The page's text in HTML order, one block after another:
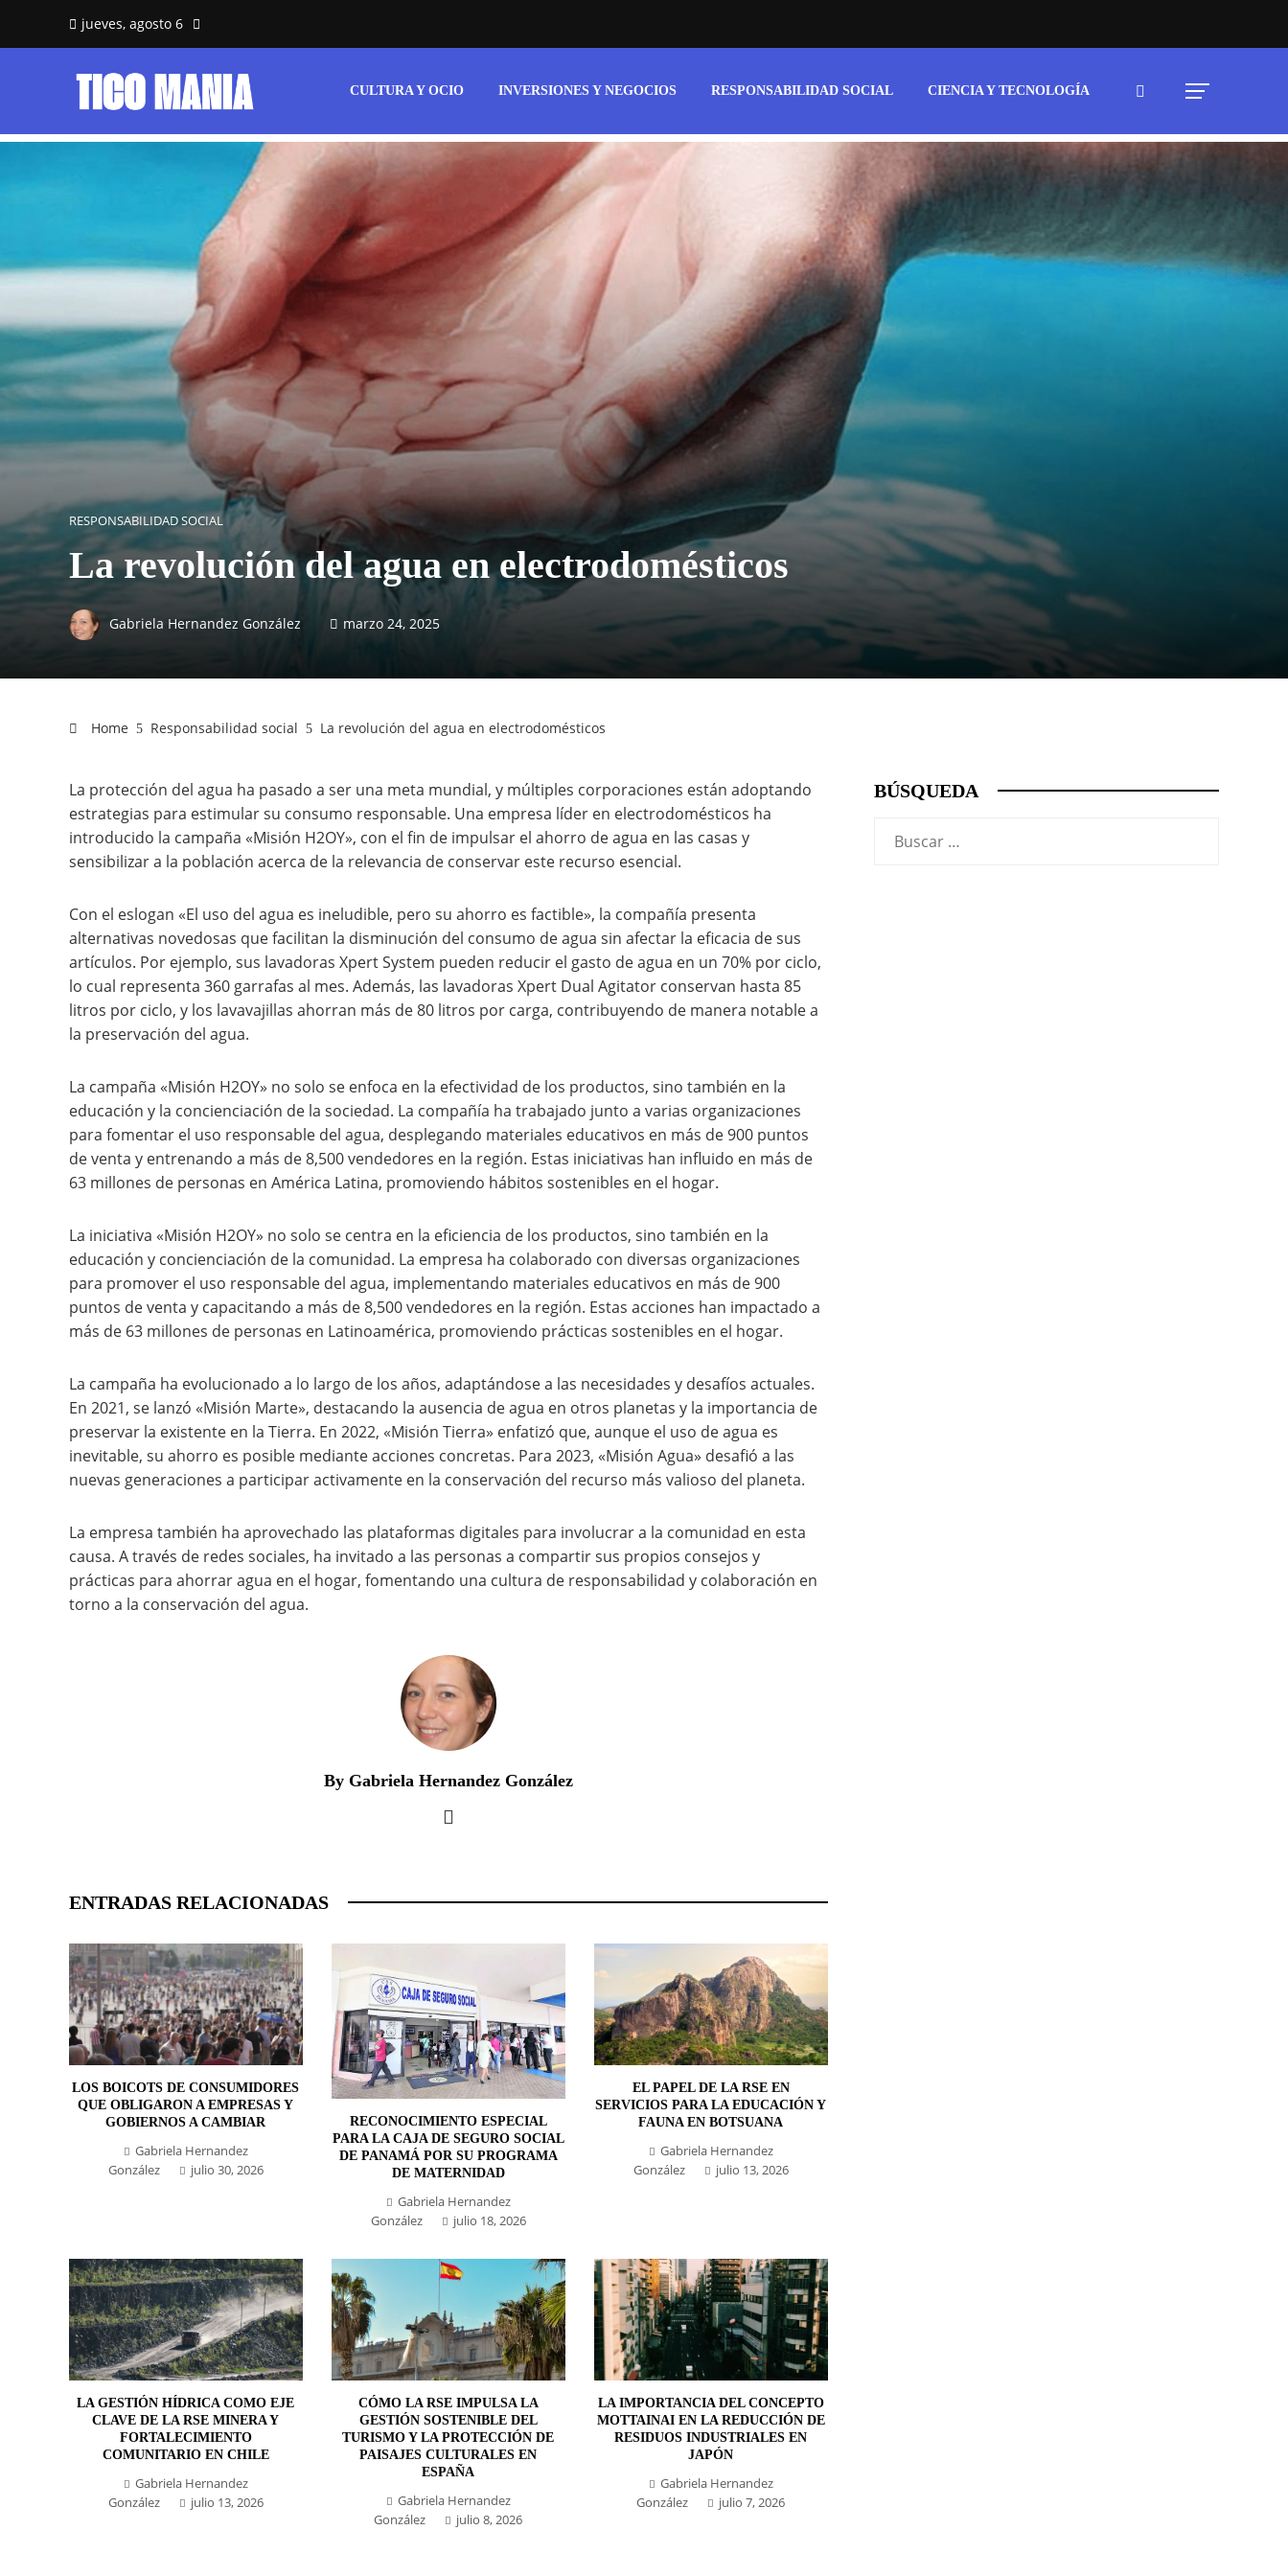
jueves, agosto 6
CULTURA Y OCIO INVERSIONES Y NEGOCIOS RESPONSABILIDAD SOCIAL CIENCIA Y TECNOLOGÍA
RESPONSABILIDAD SOCIAL
La revolución del agua en electrodomésticos
Gabriela Hernandez González marzo 24, 2025
Home Responsabilidad social La revolución del agua en electrodomésticos
La protección del agua ha pasado a ser una meta mundial, y múltiples corporaciones están adoptando
estrategias para estimular su consumo responsable. Una empresa líder en electrodomésticos ha
introducido la campaña «Misión H2OY», con el fin de impulsar el ahorro de agua en las casas y
sensibilizar a la población acerca de la relevancia de conservar este recurso esencial.
Con el eslogan «El uso del agua es ineludible, pero su ahorro es factible», la compañía presenta
alternativas novedosas que facilitan la disminución del consumo de agua sin afectar la eficacia de sus
artículos. Por ejemplo, sus lavadoras Xpert System pueden reducir el gasto de agua en un 70% por ciclo,
lo cual representa 360 garrafas al mes. Además, las lavadoras Xpert Dual Agitator conservan hasta 85
litros por ciclo, y los lavavajillas ahorran más de 80 litros por carga, contribuyendo de manera notable a
la preservación del agua.
La campaña «Misión H2OY» no solo se enfoca en la efectividad de los productos, sino también en la
educación y la concienciación de la sociedad. La compañía ha trabajado junto a varias organizaciones
para fomentar el uso responsable del agua, desplegando materiales educativos en más de 900 puntos
de venta y entrenando a más de 8,500 vendedores en la región. Estas iniciativas han influido en más de
63 millones de personas en América Latina, promoviendo hábitos sostenibles en el hogar.
La iniciativa «Misión H2OY» no solo se centra en la eficiencia de los productos, sino también en la
educación y concienciación de la comunidad. La empresa ha colaborado con diversas organizaciones
para promover el uso responsable del agua, implementando materiales educativos en más de 900
puntos de venta y capacitando a más de 8,500 vendedores en la región. Estas acciones han impactado a
más de 63 millones de personas en Latinoamérica, promoviendo prácticas sostenibles en el hogar.
La campaña ha evolucionado a lo largo de los años, adaptándose a las necesidades y desafíos actuales.
En 2021, se lanzó «Misión Marte», destacando la ausencia de agua en otros planetas y la importancia de
preservar la existente en la Tierra. En 2022, «Misión Tierra» enfatizó que, aunque el uso de agua es
inevitable, su ahorro es posible mediante acciones concretas. Para 2023, «Misión Agua» desafió a las
nuevas generaciones a participar activamente en la conservación del recurso más valioso del planeta. ​
La empresa también ha aprovechado las plataformas digitales para involucrar a la comunidad en esta
causa. A través de redes sociales, ha invitado a las personas a compartir sus propios consejos y
prácticas para ahorrar agua en el hogar, fomentando una cultura de responsabilidad y colaboración en
torno a la conservación del agua.
By Gabriela Hernandez González
ENTRADAS RELACIONADAS
LOS BOICOTS DE CONSUMIDORES
QUE OBLIGARON A EMPRESAS Y
GOBIERNOS A CAMBIAR
Gabriela Hernandez
González
julio 30, 2026
RECONOCIMIENTO ESPECIAL
PARA LA CAJA DE SEGURO SOCIAL
DE PANAMÁ POR SU PROGRAMA
DE MATERNIDAD
Gabriela Hernandez
González
julio 18, 2026
EL PAPEL DE LA RSE EN
SERVICIOS PARA LA EDUCACIÓN Y
FAUNA EN BOTSUANA
Gabriela Hernandez
González
julio 13, 2026
LA GESTIÓN HÍDRICA COMO EJE
CLAVE DE LA RSE MINERA Y
FORTALECIMIENTO
COMUNITARIO EN CHILE
Gabriela Hernandez
González
julio 13, 2026
CÓMO LA RSE IMPULSA LA
GESTIÓN SOSTENIBLE DEL
TURISMO Y LA PROTECCIÓN DE
PAISAJES CULTURALES EN
ESPAÑA
Gabriela Hernandez
González
julio 8, 2026
LA IMPORTANCIA DEL CONCEPTO
MOTTAINAI EN LA REDUCCIÓN DE
RESIDUOS INDUSTRIALES EN
JAPÓN
Gabriela Hernandez
González
julio 7, 2026
BÚSQUEDA